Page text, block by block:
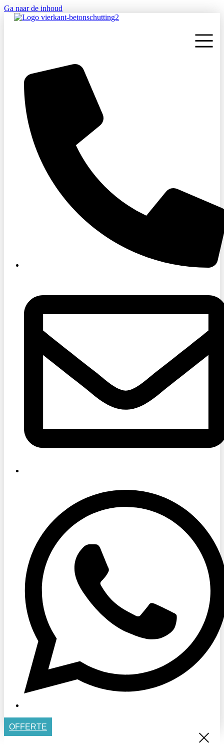
Ga naar de inhoud
OFFERTE